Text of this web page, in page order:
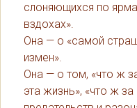
слоняющихся по
вздохах».
Она — о «самой
измен».
Она — о том, «что ж
эта жизнь», «что ж